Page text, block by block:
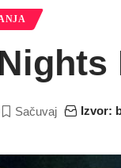
Izvor: